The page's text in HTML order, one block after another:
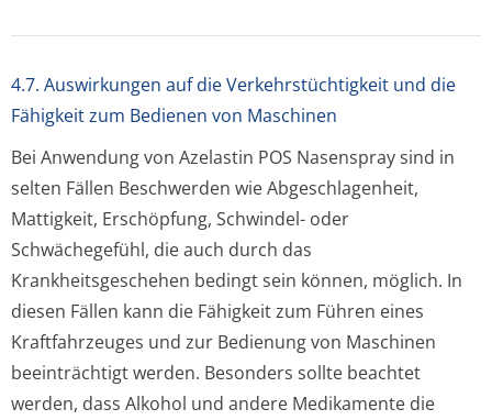
4.7. Auswirkungen auf die Verkehrstüchtigkeit und die
Fähigkeit zum Bedienen von Maschinen
Bei Anwendung von Azelastin POS Nasenspray sind in
selten Fällen Beschwerden wie Abgeschlagenheit,
Mattigkeit, Erschöpfung, Schwindel- oder
Schwächegefühl, die auch durch das
Krankheitsgeschehen bedingt sein können, möglich. In
diesen Fällen kann die Fähigkeit zum Führen eines
Kraftfahrzeuges und zur Bedienung von Maschinen
beeinträchtigt werden. Besonders sollte beachtet
werden, dass Alkohol und andere Medikamente die